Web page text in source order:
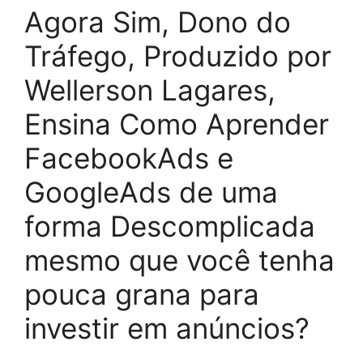
Agora Sim, Dono do
Tráfego, Produzido por
Wellerson Lagares,
Ensina Como Aprender
FacebookAds e
GoogleAds de uma
forma Descomplicada
mesmo que você tenha
pouca grana para
investir em anúncios?